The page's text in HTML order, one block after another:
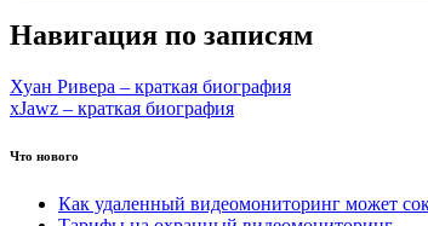
Навигация по записям
Хуан Ривера – краткая биография
xJawz – краткая биография
Что нового
Как удаленный видеомониторинг может